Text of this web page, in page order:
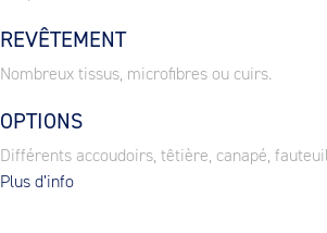
REVÊTEMENT
Nombreux tissus, microfibres ou cuirs.
OPTIONS
Différents accoudoirs, têtière, canapé,
Plus d’info